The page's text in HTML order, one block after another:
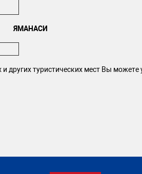
ЯМАНАСИ
туристических мест Вы можете